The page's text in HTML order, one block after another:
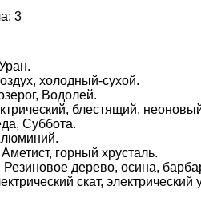
3
холодный-сухой.
Водолей.
блестящий,
Суббота.
горный хрусталь.
Резиновое дерево, осина,
скат, электрический